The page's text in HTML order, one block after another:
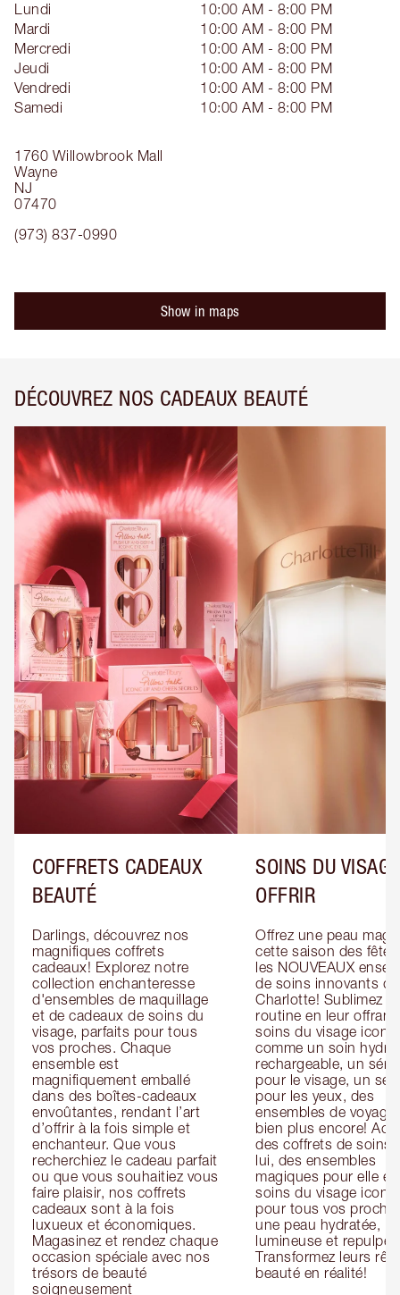
1760 Willowbrook Mall
Wayne
NJ
07470
(973) 837-0990
Lundi
10:00 AM - 8:00 PM
Mardi
10:00 AM - 8:00 PM
Mercredi
10:00 AM - 8:00 PM
Jeudi
10:00 AM - 8:00 PM
Vendredi
10:00 AM - 8:00 PM
Samedi
10:00 AM - 8:00 PM
Show in maps
DÉCOUVREZ NOS CADEAUX BEAUTÉ
COFFRETS CADEAUX
BEAUTÉ
Darlings, découvrez nos
magnifiques coffrets
cadeaux! Explorez notre
collection enchanteresse
d'ensembles de maquillage
et de cadeaux de soins du
visage, parfaits pour tous
vos proches. Chaque
ensemble est
magnifiquement emballé
dans des boîtes-cadeaux
envoûtantes, rendant l’art
d’offrir à la fois simple et
enchanteur. Que vous
recherchiez le cadeau parfait
ou que vous souhaitiez vous
faire plaisir, nos coffrets
cadeaux sont à la fois
luxueux et économiques.
Magasinez et rendez chaque
occasion spéciale avec nos
trésors de beauté
soigneusement
SOINS DU
OFFRIR
Offrez une peau
cette saison des fêtes
les NOUVEAUX
de soins innovants de
Charlotte! Sublimez
routine en leur offrant
soins du visage
comme un soin
rechargeable, un
pour le visage, un
pour les yeux, des
ensembles de voyage
bien plus encore!
des coffrets de soins
lui, des ensembles
magiques pour elle et
soins du visage
pour tous vos
une peau hydratée,
lumineuse et
Transformez leurs
beauté en réalité!